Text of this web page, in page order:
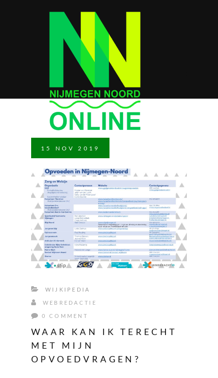
15 NOV 2019
WIJKIPEDIA
WEBREDACTIE
0 COMMENT
WAAR KAN IK TERECHT
MET MIJN
OPVOEDVRAGEN?